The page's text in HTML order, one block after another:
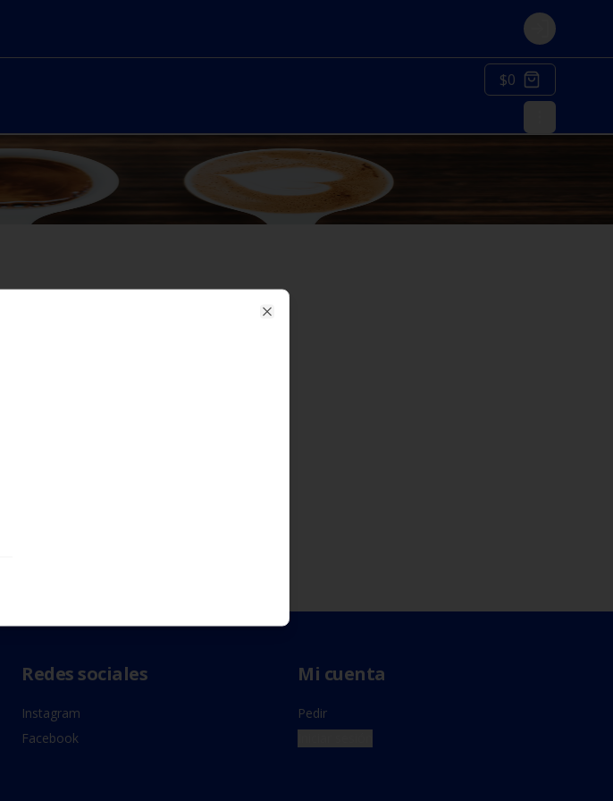
Login
$0
Redes sociales
Instagram
Facebook
Mi cuenta
Pedir